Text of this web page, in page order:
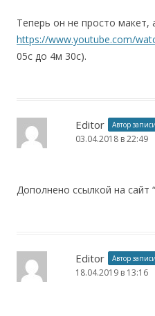
Теперь он не просто макет,
https://www.youtube.com/
05с до 4м 30с).
Editor Автор записи
03.04.2018 в 22:49
Дополнено ссылкой на сайт
Editor Автор записи
18.04.2019 в 13:16